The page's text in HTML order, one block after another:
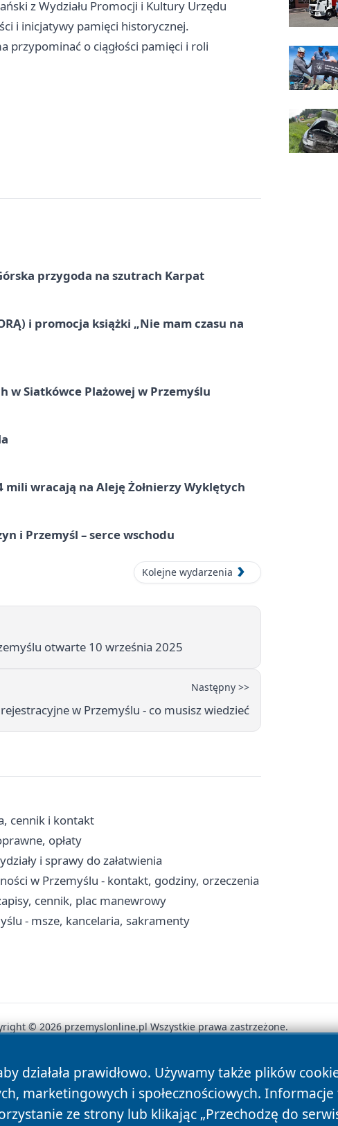
z Wydziału Promocji i Kultury Urzędu
i inicjatywy pamięci historycznej.
przypominać o ciągłości pamięci i roli
przygoda na szutrach Karpat
i promocja książki „Nie mam czasu na
w Siatkówce Plażowej w Przemyślu
mili wracają na Aleję Żołnierzy Wyklętych
i Przemyśl – serce wschodu
Kolejne wydarzenia
otwarte 10 września 2025
Następny >>
w Przemyślu - co musisz wiedzieć
cennik i kontakt
opłaty
i sprawy do załatwienia
w Przemyślu - kontakt, godziny, orzeczenia
cennik, plac manewrowy
- msze, kancelaria, sakramenty
działała prawidłowo. Używamy także plików
marketingowych i społecznościowych.
ze strony lub klikając „Przechodzę do
© 2026 przemyslonline.pl Wszystkie prawa zastrzeżone.
Autorzy Polityka Prywatności Polityka Cookies